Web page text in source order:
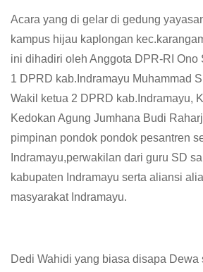
Acara yang di gelar di gedung
kampus hijau kaplongan
ini dihadiri oleh Anggota DPR-RI Ono
1 DPRD kab.Indramayu Muhammad
Wakil ketua 2 DPRD kab.Indramayu,
Kedokan Agung Jumhana Budi
pimpinan pondok pondok pesantren
Indramayu,perwakilan dari guru SD
kabupaten Indramayu serta aliansi
masyarakat Indramayu.
Dedi Wahidi yang biasa disapa Dewa